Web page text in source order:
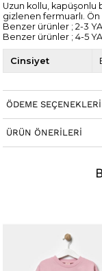
Uzun kollu,
gizlenen fermuarlı. Ön
Benzer ürünler ; 2-3
Benzer ürünler ; 4-5
Cinsiyet
ÖDEME SEÇENEKLERI
ÜRÜN ÖNERILERI